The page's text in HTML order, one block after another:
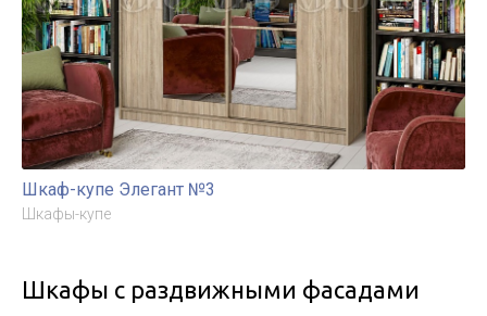
Шкаф-купе Элегант №3
Шкафы-купе
Шкафы с раздвижными фасадами